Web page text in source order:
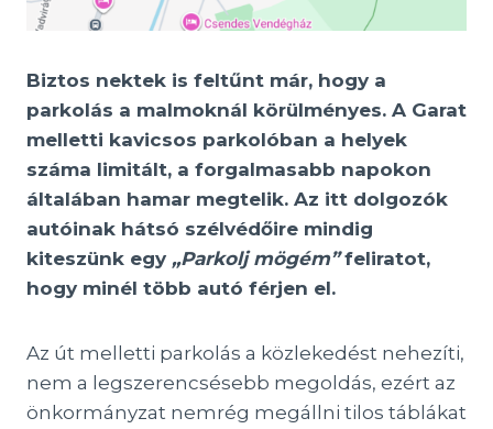
Biztos nektek is feltűnt már, hogy a
parkolás a malmoknál körülményes. A Garat
melletti kavicsos parkolóban a helyek
száma limitált, a forgalmasabb napokon
általában hamar megtelik. Az itt dolgozók
autóinak hátsó szélvédőire mindig
kiteszünk egy „Parkolj mögém”feliratot,
hogy minél több autó férjen el.
Az út melletti parkolás a közlekedést nehezíti,
nem a legszerencsésebb megoldás, ezért az
önkormányzat nemrég megállni tilos táblákat